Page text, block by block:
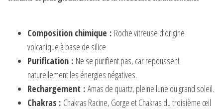
Composition chimique : Roche vitreuse d’origine
volcanique à base de silice
Purification : Ne se purifient pas, car repoussent
naturellement les énergies négatives.
Rechargement : Amas de quartz, pleine lune ou grand soleil.
Chakras : Chakras Racine, Gorge et Chakras du troisième œil